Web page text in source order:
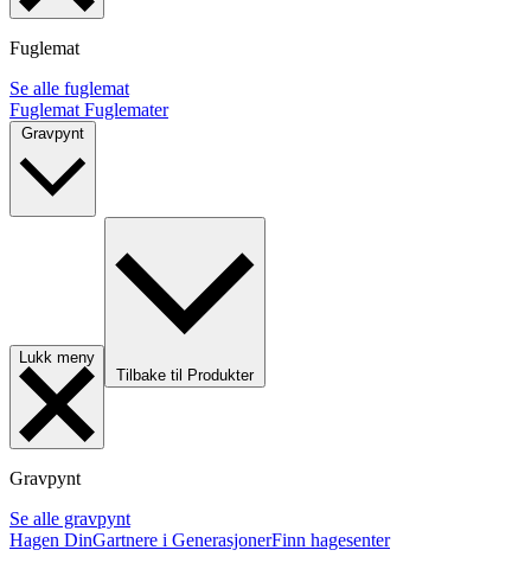
Fuglemat
Se alle fuglemat
Fuglemat Fuglemater
Lukk meny
Tilbake til Produkter
Gravpynt
Se alle gravpynt
Hagen DinGartnere i GenerasjonerFinn hagesenter